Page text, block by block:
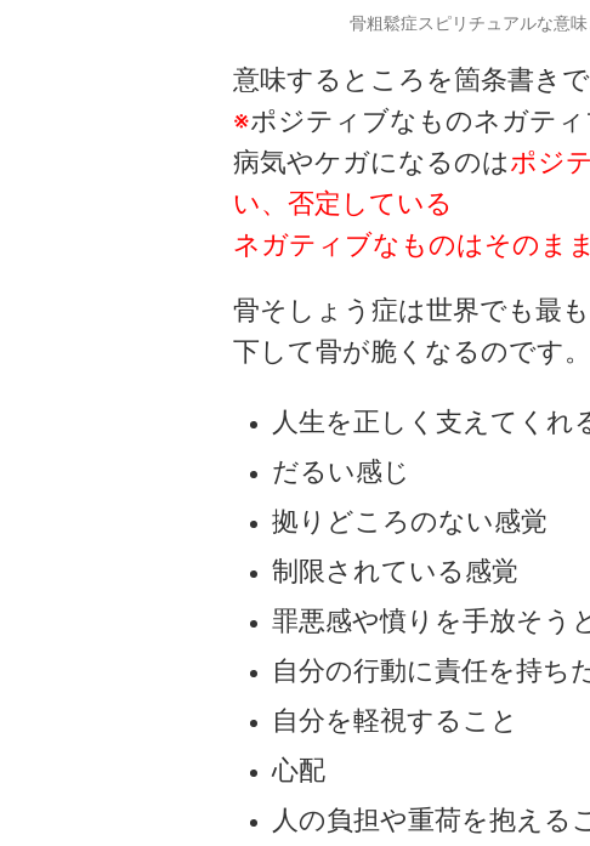
骨粗鬆症スピリチュアルな意
意味するところを箇条書きで
※ポジティブなものネガティ
病気やケガになるのはポジ
い、否定している
ネガティブなものはそのま
骨そしょう症は世界でも最
下して骨が脆くなるのです。
人生を正しく支えてくれ
だるい感じ
拠りどころのない感覚
制限されている感覚
罪悪感や憤りを手放そう
自分の行動に責任を持ち
自分を軽視すること
心配
人の負担や重荷を抱える